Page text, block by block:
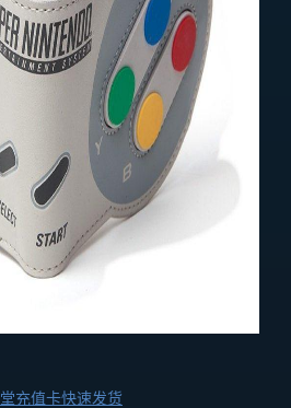
充值卡快速发货